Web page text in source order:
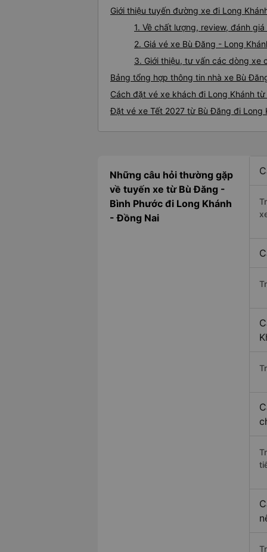
Giới thiệu tuyến đường xe đi Long
1. Về chất lượng, review, đánh
2. Giá vé xe Bù Đăng - Long
3. Giới thiệu, tư vấn các dòng xe
Bảng tổng hợp thông tin nhà xe Bù
Cách đặt vé xe khách đi Long Khánh
Đặt vé xe Tết 2027 từ Bù Đăng đi Long
Những câu hỏi thường gặp
về tuyến xe từ Bù Đăng -
Bình Phước đi Long Khánh
- Đồng Nai